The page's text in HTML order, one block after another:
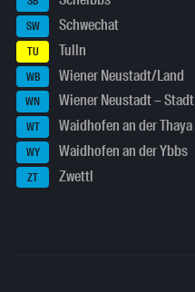
SW Schwechat
TU Tulln
WB Wiener Neustadt/Land
WN Wiener Neustadt – Stadt
WT Waidhofen an der Thaya
WY Waidhofen an der Ybbs
ZT Zwettl